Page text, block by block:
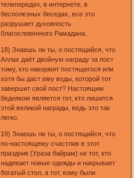
телепередач, в интернете, в
бесполезных беседах, все это
разрушает духовность
благословенного Рамадана.
18) Знаешь ли ты, о постящийся, что
Аллах даёт двойную награду за пост
тому, кто накормит постящегося или
хотя бы даст ему воды, которой тот
завершит свой пост? Настоящим
бедняком является тот, кто лишится
этой великой награды, ведь это так
легко.
19) Знаешь ли ты, о постящийся, что
по-настоящему счастлив в этот
праздник (Ураза байрам) не тот, кто
надевает новые одежды и накрывает
богатый стол, а тот, кому были